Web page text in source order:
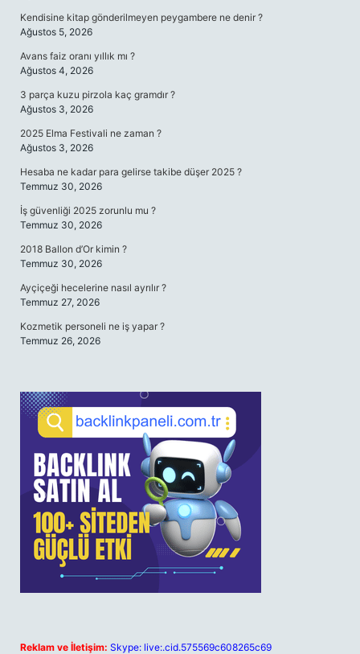
Kendisine kitap gönderilmeyen peygambere ne denir ?
Ağustos 5, 2026
Avans faiz oranı yıllık mı ?
Ağustos 4, 2026
3 parça kuzu pirzola kaç gramdır ?
Ağustos 3, 2026
2025 Elma Festivali ne zaman ?
Ağustos 3, 2026
Hesaba ne kadar para gelirse takibe düşer 2025 ?
Temmuz 30, 2026
İş güvenliği 2025 zorunlu mu ?
Temmuz 30, 2026
2018 Ballon d’Or kimin ?
Temmuz 30, 2026
Ayçiçeği hecelerine nasıl ayrılır ?
Temmuz 27, 2026
Kozmetik personeli ne iş yapar ?
Temmuz 26, 2026
Reklam ve İletişim: Skype: live:.cid.575569c608265c69